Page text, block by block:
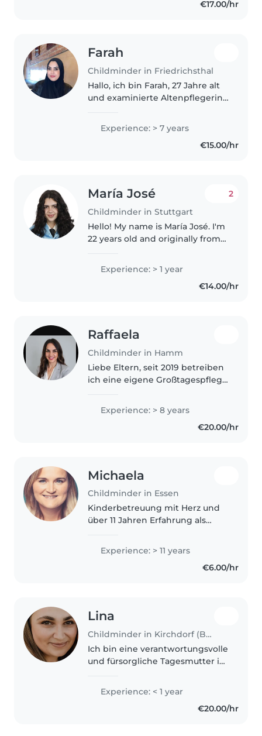
children in my village. I believe..
€17.00/hr
Farah
Childminder in Friedrichsthal
Hallo, ich bin Farah, 27 Jahre alt
und examinierte Altenpflegerin
Betreuung und Begleitung von
Menschen. Der liebevolle und
geduldige Umgang mit Kindern
Experience: > 7 years
€15.00/hr
María José
Childminder in Stuttgart
2
Hello! My name is María José. I'm
22 years old and originally from
pair in Kempten, Germany,
where I took care of four
Experience: > 1 year
€14.00/hr
Raffaela
Childminder in Hamm
Liebe Eltern, seit 2019 betreiben
ich eine eigene Großtagespflege
Fortbildungen absolviert. Am
Experience: > 8 years
€20.00/hr
Michaela
Childminder in Essen
Kinderbetreuung mit Herz und
über 11 Jahren Erfahrung als
kleinen Abenteurern zu lesen, zu
basteln und zu musizieren.
Sicherheitsgeschult, zuverlässig..
Experience: > 11 years
€6.00/hr
Lina
Childminder in Kirchdorf (Bayern)
Ich bin eine verantwortungsvolle
und fürsorgliche Tagesmutter in
Tagespflegeausbildung. Ich
bringe Kindern von klein auf bei
Experience: < 1 year
€20.00/hr